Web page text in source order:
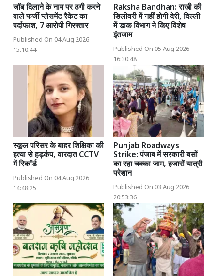
जॉब दिलाने के नाम पर ठगी करने
वाले फर्जी प्लेसमेंट रैकेट का
पर्दाफाश, 7 आरोपी गिरफ्तार
Published On 04 Aug 2026
15:10:44
Raksha Bandhan: राखी की
डिलीवरी में नहीं होगी देरी, दिल्ली
में डाक विभाग ने किए विशेष
इंतजाम
Published On 05 Aug 2026
16:30:48
स्कूल परिसर के बाहर शिक्षिका की
हत्या से हड़कंप, वारदात CCTV
में रिकॉर्ड
Published On 04 Aug 2026
14:48:25
Punjab Roadways
Strike: पंजाब में सरकारी बसों
का रहा चक्का जाम, हजारों यात्री
परेशान
Published On 03 Aug 2026
20:53:36